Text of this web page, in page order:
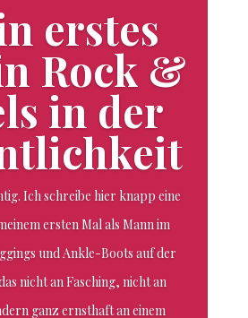
erstes
Rock &
in der
Ich schreibe hier knapp eine
ersten Mal als Mann im
und Ankle-Boots auf der
nicht an Fasching, nicht an
ganz ernsthaft an einem